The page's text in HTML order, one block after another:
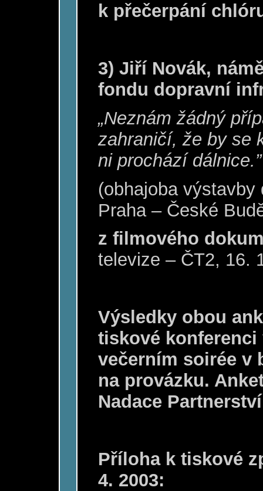
k přečerpání
3) Jiří Novák,
fondu dopravní
„Neznám žádný
zahraničí, že by se
ni prochází dálnice.”
(obhajoba
Praha – České
z filmového
televize – ČT2, 16.
Výsledky obou
tiskové konferenci
večerním soirée v
na provázku.
Nadace
Příloha k tiskové
4. 2003: